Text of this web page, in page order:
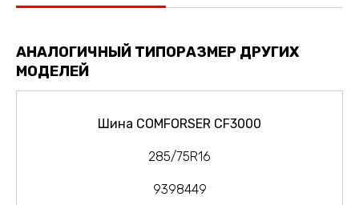
АНАЛОГИЧНЫЙ ТИПОРАЗМЕР ДРУГИХ
МОДЕЛЕЙ
Шина COMFORSER CF3000
285/75R16
9398449